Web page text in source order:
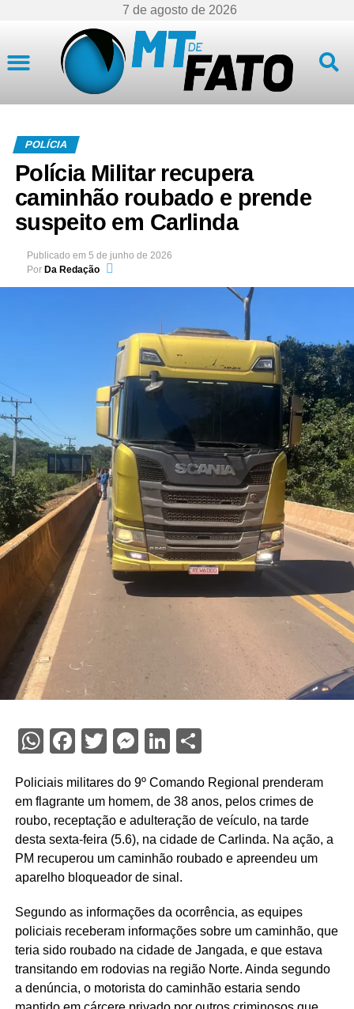
7 de agosto de 2026
POLÍCIA
Polícia Militar recupera
caminhão roubado e prende
suspeito em Carlinda
Publicado em 5 de junho de 2026
Por Da Redação
WhatsApp
Facebook
Twitter
Messenger
LinkedIn
Share
Policiais militares do 9º Comando Regional prenderam
em flagrante um homem, de 38 anos, pelos crimes de
roubo, receptação e adulteração de veículo, na tarde
desta sexta-feira (5.6), na cidade de Carlinda. Na ação, a
PM recuperou um caminhão roubado e apreendeu um
aparelho bloqueador de sinal.
Segundo as informações da ocorrência, as equipes
policiais receberam informações sobre um caminhão, que
teria sido roubado na cidade de Jangada, e que estava
transitando em rodovias na região Norte. Ainda segundo
a denúncia, o motorista do caminhão estaria sendo